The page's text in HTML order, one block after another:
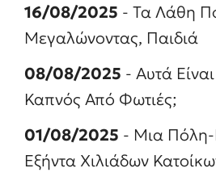
16/08/2025 - Τα Λάθη
Μεγαλώνοντας, Παιδιά
08/08/2025 - Αυτά
Καπνός Από Φωτιές;
01/08/2025 - Μια Πόλη-
Εξήντα Χιλιάδων